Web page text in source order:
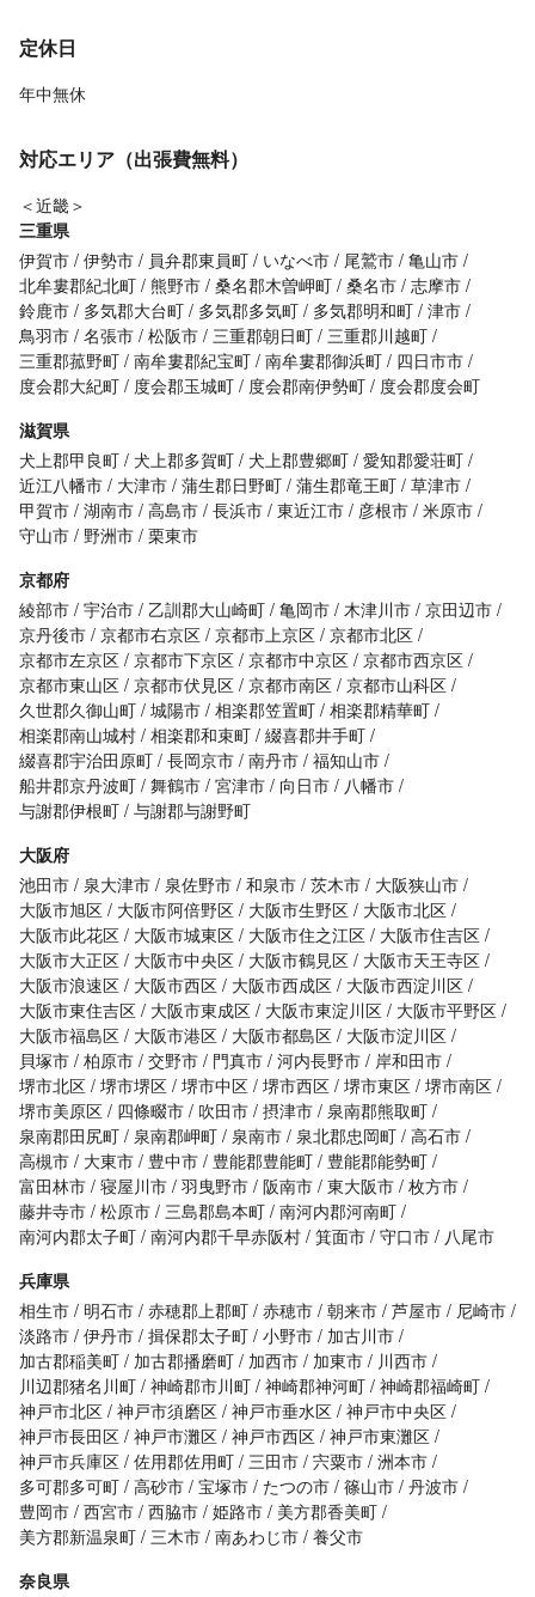
定休日
年中無休
対応エリア（出張費無料）
＜近畿＞
三重県
伊賀市 伊勢市 員弁郡東員町 いなべ市 尾鷲市 亀山市
北牟婁郡紀北町 熊野市 桑名郡木曽岬町 桑名市 志摩市
鈴鹿市
多気郡大台町 多気郡多気町 多気郡明和町 津市
鳥羽市 名張市 松阪市 三重郡朝日町 三重郡川越町
三重郡菰野町 南牟婁郡紀宝町 南牟婁郡御浜町
四日市市
度会郡大紀町
度会郡玉城町 度会郡南伊勢町
度会郡度会町
滋賀県
犬上郡甲良町 犬上郡多賀町 犬上郡豊郷町 愛知郡愛荘町
近江八幡市
大津市 蒲生郡日野町 蒲生郡竜王町 草津市
甲賀市 湖南市 高島市 長浜市 東近江市 彦根市 米原市
守山市 野洲市 栗東市
京都府
綾部市 宇治市 乙訓郡大山崎町 亀岡市 木津川市 京田辺市
京丹後市 京都市右京区 京都市上京区 京都市北区
京都市左京区 京都市下京区 京都市中京区 京都市西京区
京都市東山区 京都市伏見区 京都市南区 京都市山科区
久世郡久御山町 城陽市 相楽郡笠置町 相楽郡精華町
相楽郡南山城村 相楽郡和束町 綴喜郡井手町
綴喜郡宇治田原町 長岡京市 南丹市 福知山市
船井郡京丹波町 舞鶴市 宮津市 向日市
八幡市
与謝郡伊根町 与謝郡与謝野町
大阪府
池田市
泉大津市 泉佐野市 和泉市 茨木市
大阪狭山市
大阪市旭区
大阪市阿倍野区 大阪市生野区
大阪市北区
大阪市此花区
大阪市城東区 大阪市住之江区
大阪市住吉区
大阪市大正区
大阪市中央区 大阪市鶴見区
大阪市天王寺区
大阪市浪速区
大阪市西区 大阪市西成区
大阪市西淀川区
大阪市東住吉区
大阪市東成区 大阪市東淀川区
大阪市平野区
大阪市福島区
大阪市港区 大阪市都島区
大阪市淀川区
貝塚市 柏原市 交野市 門真市 河内長野市
岸和田市
堺市北区 堺市堺区 堺市中区 堺市西区 堺市東区 堺市南区
堺市美原区
四條畷市 吹田市 摂津市
泉南郡熊取町
泉南郡田尻町
泉南郡岬町 泉南市 泉北郡忠岡町 高石市
高槻市
大東市 豊中市 豊能郡豊能町
豊能郡能勢町
富田林市 寝屋川市 羽曳野市 阪南市 東大阪市 枚方市
藤井寺市 松原市 三島郡島本町 南河内郡河南町
南河内郡太子町 南河内郡千早赤阪村 箕面市 守口市
八尾市
兵庫県
相生市
明石市 赤穂郡上郡町 赤穂市 朝来市 芦屋市
尼崎市
淡路市 伊丹市 揖保郡太子町 小野市
加古川市
加古郡稲美町
加古郡播磨町 加西市 加東市
川西市
川辺郡猪名川町 神崎郡市川町 神崎郡神河町 神崎郡福崎町
神戸市北区 神戸市須磨区 神戸市垂水区 神戸市中央区
神戸市長田区 神戸市灘区 神戸市西区 神戸市東灘区
神戸市兵庫区 佐用郡佐用町 三田市 宍粟市 洲本市
多可郡多可町 高砂市 宝塚市 たつの市 篠山市 丹波市
豊岡市 西宮市 西脇市 姫路市
美方郡香美町
美方郡新温泉町 三木市 南あわじ市 養父市
奈良県